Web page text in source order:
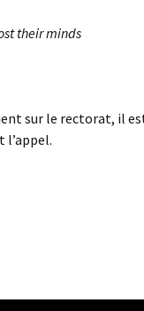
their minds
sur le rectorat, il
l’appel.